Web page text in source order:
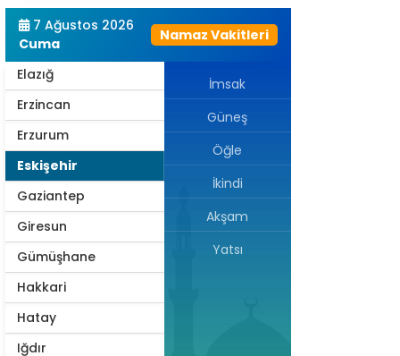
7 Ağustos 2026
Cuma
Namaz Vakitleri
Düzce
Edirne
Elazığ
Erzincan
Erzurum
Eskişehir
Gaziantep
Giresun
Gümüşhane
Hakkari
Hatay
Iğdır
İmsak
Güneş
Öğle
İkindi
Akşam
Yatsı